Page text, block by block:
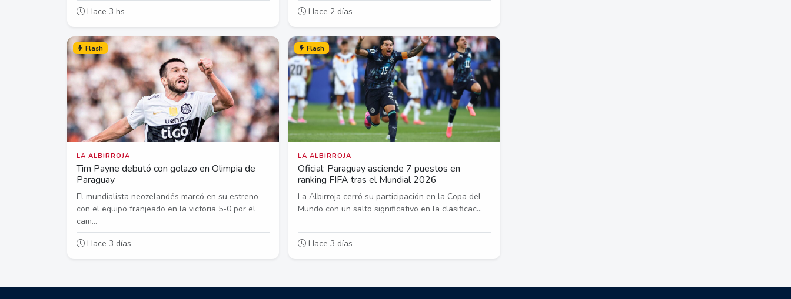
Hace 3 hs
Hace 2 días
Flash
LA ALBIRROJA
Tim Payne debutó con golazo en Olimpia de
Paraguay
El mundialista neozelandés marcó en su estreno
con el equipo franjeado en la victoria 5-0 por el
cam...
Hace 3 días
Flash
LA ALBIRROJA
Oficial: Paraguay asciende 7 puestos en
ranking FIFA tras el Mundial 2026
La Albirroja cerró su participación en la Copa del
Mundo con un salto significativo en la clasificac...
Hace 3 días